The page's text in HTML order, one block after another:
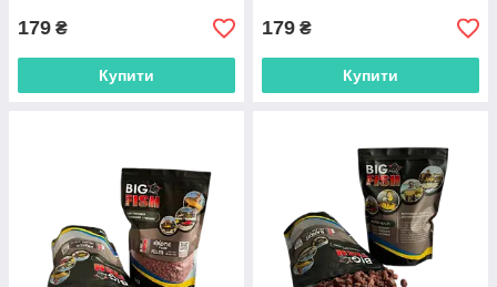
179 ₴
Купити
179 ₴
Купити